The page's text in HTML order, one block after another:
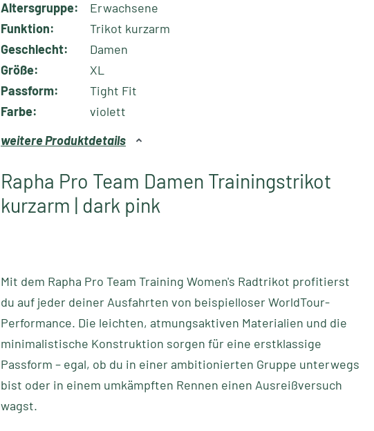
Altersgruppe:
Erwachsene
Funktion:
Trikot kurzarm
Geschlecht:
Damen
Größe:
XL
Passform:
Tight Fit
Farbe:
violett
weitere Produktdetails
Rapha Pro Team Damen Trainingstrikot
kurzarm | dark pink
Mit dem Rapha Pro Team Training Women's Radtrikot profitierst
du auf jeder deiner Ausfahrten von beispielloser WorldTour-
Performance. Die leichten, atmungsaktiven Materialien und die
minimalistische Konstruktion sorgen für eine erstklassige
Passform – egal, ob du in einer ambitionierten Gruppe unterwegs
bist oder in einem umkämpften Rennen einen Ausreißversuch
wagst.